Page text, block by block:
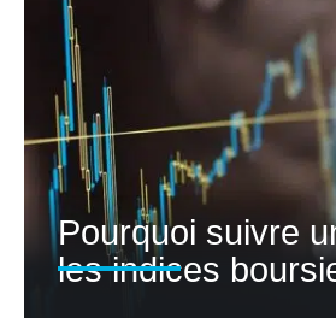
Pourquoi suivre
les indices